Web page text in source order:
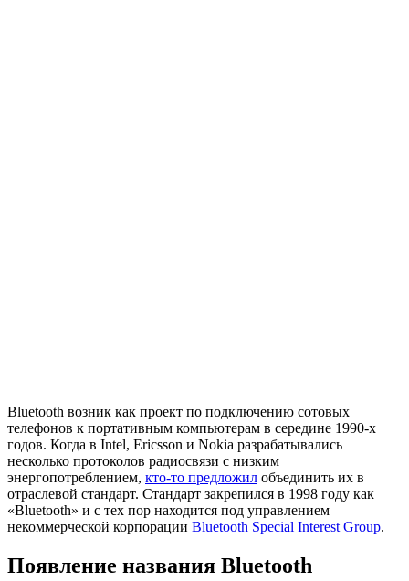
Bluetooth возник как проект по подключению сотовых
телефонов к портативным компьютерам в середине 1990-х
годов. Когда в Intel, Ericsson и Nokia разрабатывались
несколько протоколов радиосвязи с низким
энергопотреблением, кто-то предложил объединить их в
отраслевой стандарт. Стандарт закрепился в 1998 году как
«Bluetooth» и с тех пор находится под управлением
некоммерческой корпорации Bluetooth Special Interest Group.
Появление названия Bluetooth